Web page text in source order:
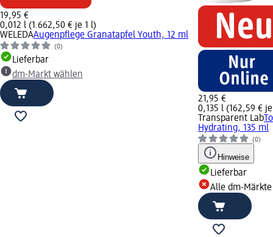
19,95 €
0,012 l (1.662,50 € je 1 l)
WELEDAAugenpflege Granatapfel Youth, 12 ml
(0)
Lieferbar
dm-Markt wählen
21,95 €
0,135 l (162,59 €
Transparent Lab
Hydrating, 135 ml
(0)
Hinweise
Lieferbar
Alle dm-Märkte